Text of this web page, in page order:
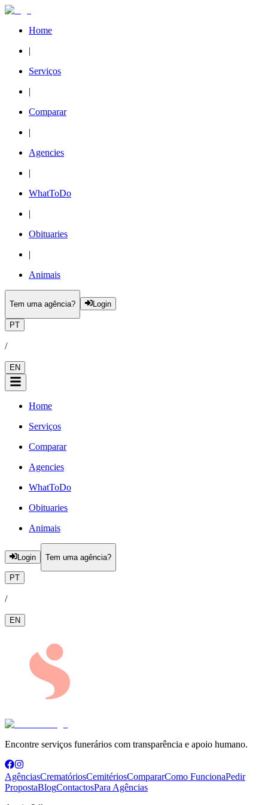
Home
|
Serviços
|
Comparar
|
Agencies
|
WhatToDo
|
Obituaries
|
Animais
Tem uma agência? Login
PT
/
EN
Home
Serviços
Comparar
Agencies
WhatToDo
Obituaries
Animais
Login Tem uma agência?
PT
/
EN
Encontre serviços funerários com transparência e apoio humano.
AgênciasCrematóriosCemitériosCompararComo FuncionaPedir
PropostaBlogContactosPara Agências